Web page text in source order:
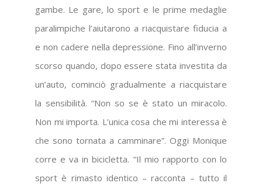
gambe. Le gare, lo sport e le prime medaglie
paralimpiche l’aiutarono a riacquistare fiducia a
e non cadere nella depressione. Fino all’inverno
scorso quando, dopo essere stata investita da
un’auto, cominciò gradualmente a riacquistare
la sensibilità. “Non so se è stato un miracolo.
Non mi importa. L’unica cosa che mi interessa è
che sono tornata a camminare”. Oggi Monique
corre e va in bicicletta. “Il mio rapporto con lo
sport è rimasto identico – racconta – tutto il